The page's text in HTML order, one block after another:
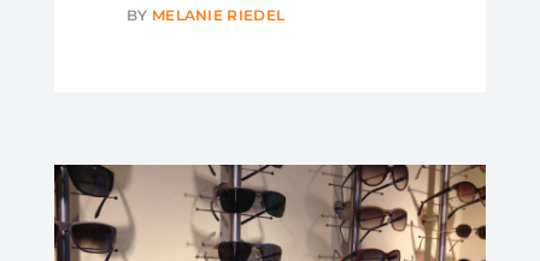
BY MELANIE RIEDEL